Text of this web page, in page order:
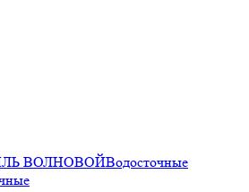
ВОЛНОВОЙВодосточные